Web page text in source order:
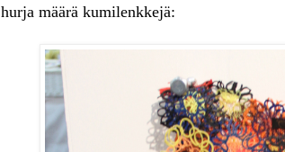
hurja määrä kumilenkkejä: